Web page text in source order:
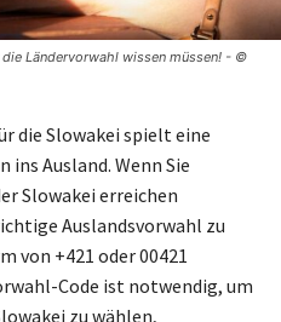
Ländervorwahl wissen müssen! - ©
die Slowakei spielt eine
Ausland. Wenn Sie
Slowakei erreichen
Auslandsvorwahl zu
von +421 oder 00421
Code ist notwendig, um
zu wählen,